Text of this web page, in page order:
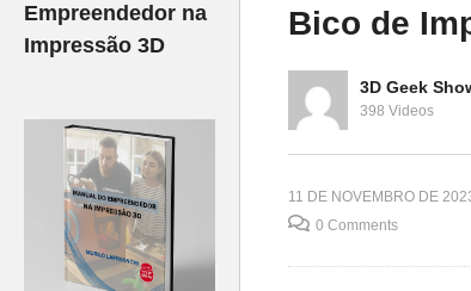
Empreendedor na
Impressão 3D
Bico de
3D Geek
398 Videos
11 DE NOVEMBRO DE
0 Comments